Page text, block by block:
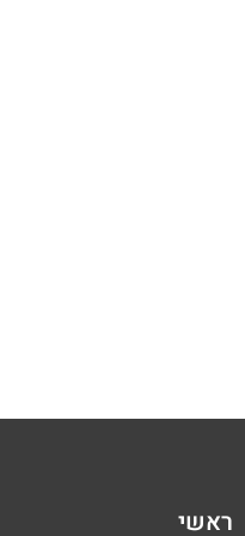
ראשי